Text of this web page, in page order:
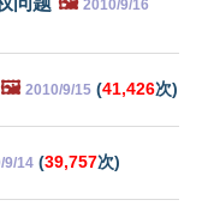
2010/9/16
🖼️ 2010/9/15 (41,426次)
9/14 (39,757次)